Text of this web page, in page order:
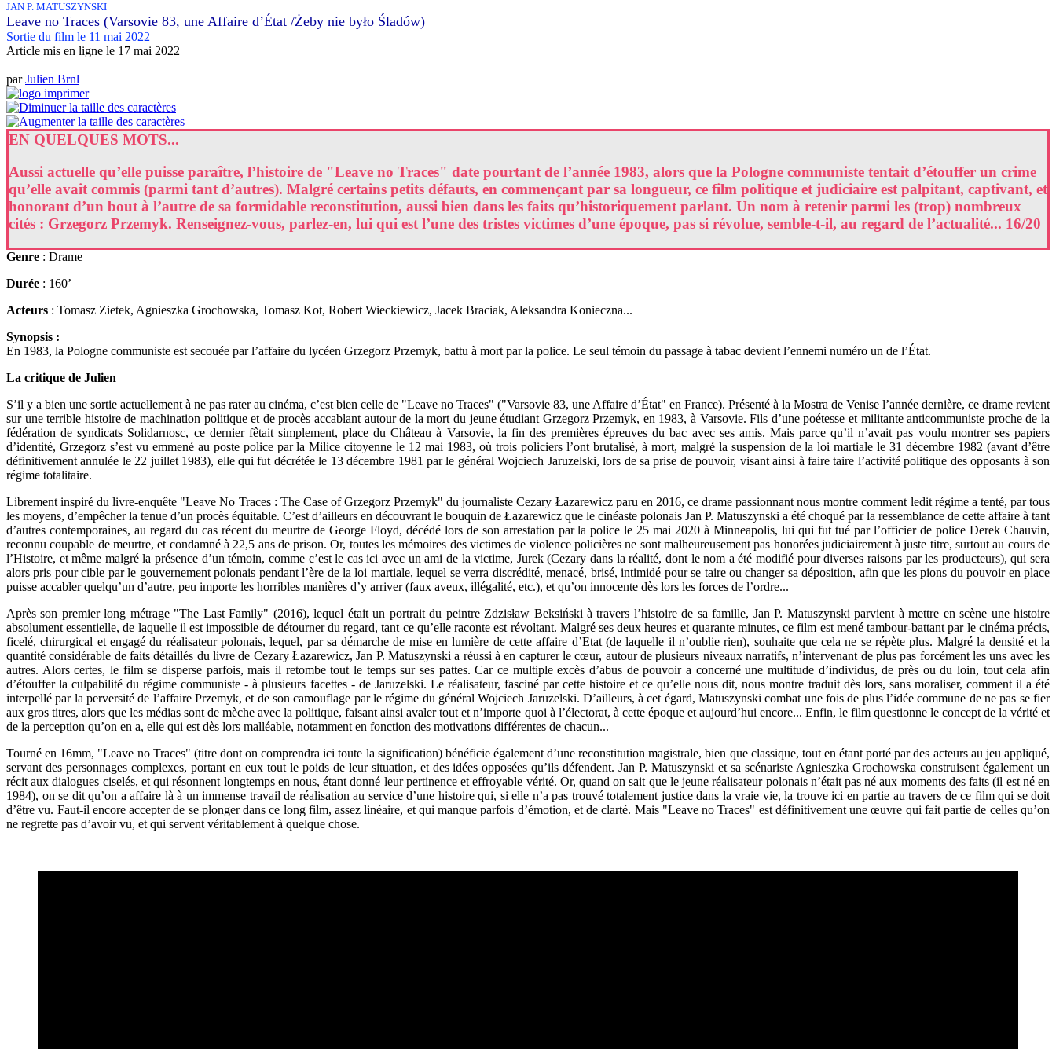
JAN P. MATUSZYNSKI
Leave no Traces (Varsovie 83, une Affaire d’État /Żeby nie było Śladów)
Sortie du film le 11 mai 2022
Article mis en ligne le 17 mai 2022
parJulien Brnl
EN QUELQUES MOTS...
Aussi actuelle qu’elle puisse paraître, l’histoire de "Leave no Traces" date pourtant de l’année 1983, alors que la Pologne communiste tentait d’étouffer un crime
qu’elle avait commis (parmi tant d’autres). Malgré certains petits défauts, en commençant par sa longueur, ce film politique et judiciaire est palpitant, captivant, et
honorant d’un bout à l’autre de sa formidable reconstitution, aussi bien dans les faits qu’historiquement parlant. Un nom à retenir parmi les (trop) nombreux
cités : Grzegorz Przemyk. Renseignez-vous, parlez-en, lui qui est l’une des tristes victimes d’une époque, pas si révolue, semble-t-il, au regard de l’actualité... 16/20
Genre : Drame
Durée : 160’
Acteurs : Tomasz Zietek, Agnieszka Grochowska, Tomasz Kot, Robert Wieckiewicz, Jacek Braciak, Aleksandra Konieczna...
Synopsis :
En 1983, la Pologne communiste est secouée par l’affaire du lycéen Grzegorz Przemyk, battu à mort par la police. Le seul témoin du passage à tabac devient l’ennemi numéro un de l’État.
La critique de Julien
S’il y a bien une sortie actuellement à ne pas rater au cinéma, c’est bien celle de "Leave no Traces" ("Varsovie 83, une Affaire d’État" en France). Présenté à la Mostra de Venise l’année dernière, ce drame revient
sur une terrible histoire de machination politique et de procès accablant autour de la mort du jeune étudiant Grzegorz Przemyk, en 1983, à Varsovie. Fils d’une poétesse et militante anticommuniste proche de la
fédération de syndicats Solidarnosc, ce dernier fêtait simplement, place du Château à Varsovie, la fin des premières épreuves du bac avec ses amis. Mais parce qu’il n’avait pas voulu montrer ses papiers
d’identité, Grzegorz s’est vu emmené au poste police par la Milice citoyenne le 12 mai 1983, où trois policiers l’ont brutalisé, à mort, malgré la suspension de la loi martiale le 31 décembre 1982 (avant d’être
définitivement annulée le 22 juillet 1983), elle qui fut décrétée le 13 décembre 1981 par le général Wojciech Jaruzelski, lors de sa prise de pouvoir, visant ainsi à faire taire l’activité politique des opposants à son
régime totalitaire.
Librement inspiré du livre-enquête "Leave No Traces : The Case of Grzegorz Przemyk" du journaliste Cezary Łazarewicz paru en 2016, ce drame passionnant nous montre comment ledit régime a tenté, par tous
les moyens, d’empêcher la tenue d’un procès équitable. C’est d’ailleurs en découvrant le bouquin de Łazarewicz que le cinéaste polonais Jan P. Matuszynski a été choqué par la ressemblance de cette affaire à tant
d’autres contemporaines, au regard du cas récent du meurtre de George Floyd, décédé lors de son arrestation par la police le 25 mai 2020 à Minneapolis, lui qui fut tué par l’officier de police Derek Chauvin,
reconnu coupable de meurtre, et condamné à 22,5 ans de prison. Or, toutes les mémoires des victimes de violence policières ne sont malheureusement pas honorées judiciairement à juste titre, surtout au cours de
l’Histoire, et même malgré la présence d’un témoin, comme c’est le cas ici avec un ami de la victime, Jurek (Cezary dans la réalité, dont le nom a été modifié pour diverses raisons par les producteurs), qui sera
alors pris pour cible par le gouvernement polonais pendant l’ère de la loi martiale, lequel se verra discrédité, menacé, brisé, intimidé pour se taire ou changer sa déposition, afin que les pions du pouvoir en place
puisse accabler quelqu’un d’autre, peu importe les horribles manières d’y arriver (faux aveux, illégalité, etc.), et qu’on innocente dès lors les forces de l’ordre...
Après son premier long métrage "The Last Family" (2016), lequel était un portrait du peintre Zdzisław Beksiński à travers l’histoire de sa famille, Jan P. Matuszynski parvient à mettre en scène une histoire
absolument essentielle, de laquelle il est impossible de détourner du regard, tant ce qu’elle raconte est révoltant. Malgré ses deux heures et quarante minutes, ce film est mené tambour-battant par le cinéma précis,
ficelé, chirurgical et engagé du réalisateur polonais, lequel, par sa démarche de mise en lumière de cette affaire d’Etat (de laquelle il n’oublie rien), souhaite que cela ne se répète plus. Malgré la densité et la
quantité considérable de faits détaillés du livre de Cezary Łazarewicz, Jan P. Matuszynski a réussi à en capturer le cœur, autour de plusieurs niveaux narratifs, n’intervenant de plus pas forcément les uns avec les
autres. Alors certes, le film se disperse parfois, mais il retombe tout le temps sur ses pattes. Car ce multiple excès d’abus de pouvoir a concerné une multitude d’individus, de près ou du loin, tout cela afin
d’étouffer la culpabilité du régime communiste - à plusieurs facettes - de Jaruzelski. Le réalisateur, fasciné par cette histoire et ce qu’elle nous dit, nous montre traduit dès lors, sans moraliser, comment il a été
interpellé par la perversité de l’affaire Przemyk, et de son camouflage par le régime du général Wojciech Jaruzelski. D’ailleurs, à cet égard, Matuszynski combat une fois de plus l’idée commune de ne pas se fier
aux gros titres, alors que les médias sont de mèche avec la politique, faisant ainsi avaler tout et n’importe quoi à l’électorat, à cette époque et aujourd’hui encore... Enfin, le film questionne le concept de la vérité et
de la perception qu’on en a, elle qui est dès lors malléable, notamment en fonction des motivations différentes de chacun...
Tourné en 16mm, "Leave no Traces" (titre dont on comprendra ici toute la signification) bénéficie également d’une reconstitution magistrale, bien que classique, tout en étant porté par des acteurs au jeu appliqué,
servant des personnages complexes, portant en eux tout le poids de leur situation, et des idées opposées qu’ils défendent. Jan P. Matuszynski et sa scénariste Agnieszka Grochowska construisent également un
récit aux dialogues ciselés, et qui résonnent longtemps en nous, étant donné leur pertinence et effroyable vérité. Or, quand on sait que le jeune réalisateur polonais n’était pas né aux moments des faits (il est né en
1984), on se dit qu’on a affaire là à un immense travail de réalisation au service d’une histoire qui, si elle n’a pas trouvé totalement justice dans la vraie vie, la trouve ici en partie au travers de ce film qui se doit
d’être vu. Faut-il encore accepter de se plonger dans ce long film, assez linéaire, et qui manque parfois d’émotion, et de clarté. Mais "Leave no Traces" est définitivement une œuvre qui fait partie de celles qu’on
ne regrette pas d’avoir vu, et qui servent véritablement à quelque chose.